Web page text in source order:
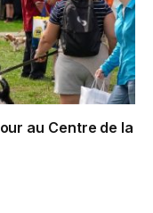
au Centre de la